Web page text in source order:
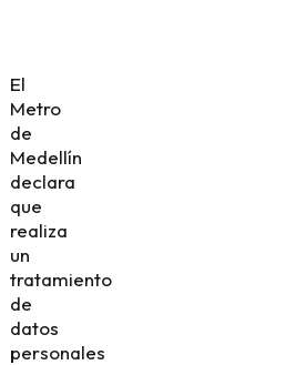
El
Metro
de
Medellín
declara
que
realiza
un
tratamiento
de
datos
personales